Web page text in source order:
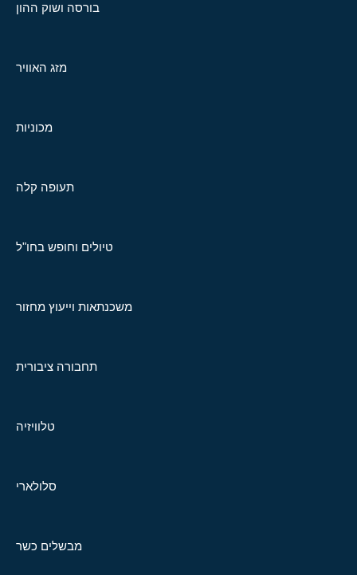
בורסה ושוק ההון
מזג האוויר
מכוניות
תעופה קלה
טיולים וחופש בחו"ל
משכנתאות וייעוץ מחזור
תחבורה ציבורית
טלוויזיה
סלולארי
מבשלים כשר